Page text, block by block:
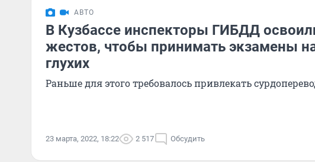
АВТО
В Кузбассе инспекторы ГИБДД
жестов, чтобы принимать экзамены
глухих
Раньше для этого требовалось привлекать
23 марта, 2022, 18:22 2 517 Обсудить